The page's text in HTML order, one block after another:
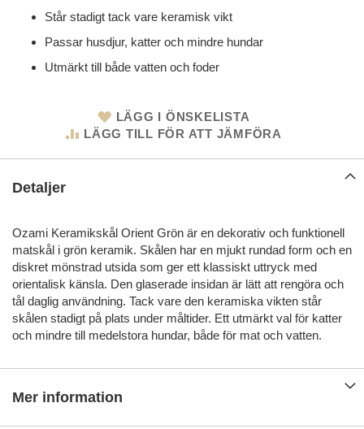
Står stadigt tack vare keramisk vikt
Passar husdjur, katter och mindre hundar
Utmärkt till både vatten och foder
LÄGG I ÖNSKELISTA
LÄGG TILL FÖR ATT JÄMFÖRA
Detaljer
Ozami Keramikskål Orient Grön är en dekorativ och funktionell
matskål i grön keramik. Skålen har en mjukt rundad form och en
diskret mönstrad utsida som ger ett klassiskt uttryck med
orientalisk känsla. Den glaserade insidan är lätt att rengöra och
tål daglig användning. Tack vare den keramiska vikten står
skålen stadigt på plats under måltider. Ett utmärkt val för katter
och mindre till medelstora hundar, både för mat och vatten.
Mer information